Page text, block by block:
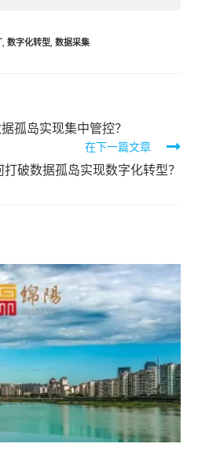
, 数字化转型, 数据采集
孤岛实现集中管控？
在下一篇文章
破数据孤岛实现数字化转型？